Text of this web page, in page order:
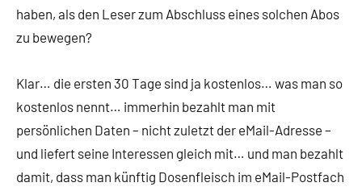
haben, als den Leser zum Abschluss eines solchen Abos
zu bewegen?
Klar… die ersten 30 Tage sind ja kostenlos… was man so
kostenlos nennt… immerhin bezahlt man mit
persönlichen Daten – nicht zuletzt der eMail-Adresse –
und liefert seine Interessen gleich mit… und man bezahlt
damit, dass man künftig Dosenfleisch im eMail-Postfach